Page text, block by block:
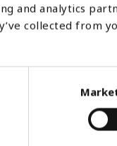
and analytics
collected from